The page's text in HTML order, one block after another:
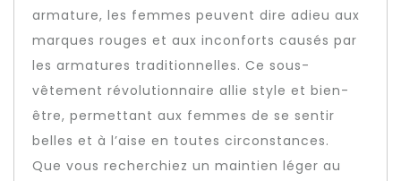
armature, les femmes peuvent dire adieu aux
marques rouges et aux inconforts causés par
les armatures traditionnelles. Ce sous-
vêtement révolutionnaire allie style et bien-
être, permettant aux femmes de se sentir
belles et à l’aise en toutes circonstances.
Que vous recherchiez un maintien léger au